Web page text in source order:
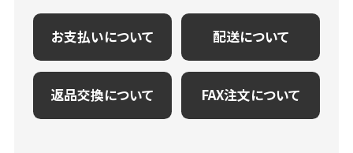
お支払いについて 配送について
返品交換について FAX注文について